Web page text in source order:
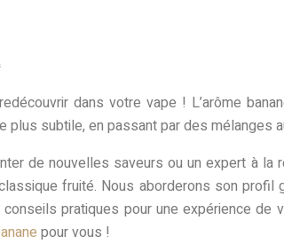
dans votre vape ! L’arôme
plus subtile, en passant par des
de nouvelles saveurs ou un expert à
fruité. Nous aborderons son
pratiques pour une expérience
pour vous !